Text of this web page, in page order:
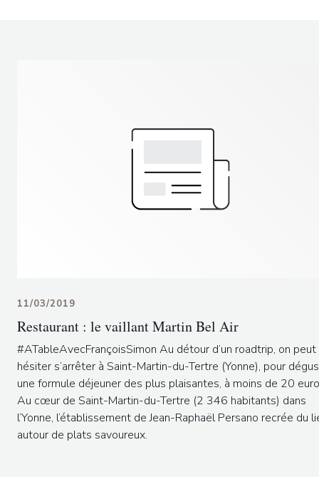
Restaurant : le vaillant Martin Bel Air
11/03/2019
#ATableAvecFrançoisSimon Au détour d’un roadtrip, on peut
hésiter s’arrêter à Saint-Martin-du-Tertre (Yonne), pour
une formule déjeuner des plus plaisantes, à moins de 20
Au cœur de Saint-Martin-du-Tertre (2 346 habitants) dans
l’Yonne, l’établissement de Jean-Raphaël Persano recrée du
autour de plats savoureux.